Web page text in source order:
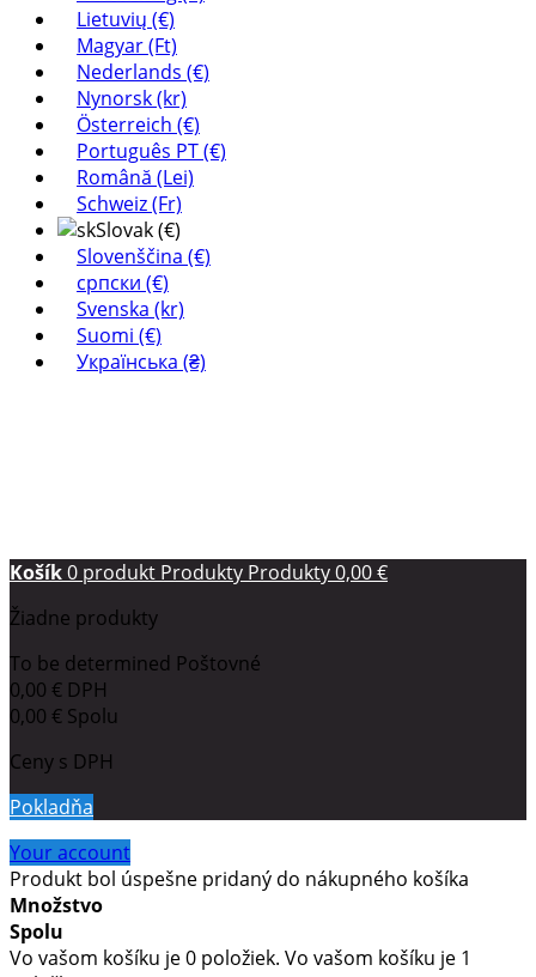
Lietuvių (€)
Magyar (Ft)
Nederlands (€)
Nynorsk (kr)
Österreich (€)
Português PT (€)
Română (Lei)
Schweiz (Fr)
Slovak (€)
Slovenščina (€)
српски (€)
Svenska (kr)
Suomi (€)
Українська (₴)
Košík0 produkt Produkty Produkty0,00 €
Žiadne produkty
To be determined Poštovné
0,00 € DPH
0,00 € Spolu
Ceny s DPH
Pokladňa
Your account
Produkt bol úspešne pridaný do nákupného košíka
Množstvo
Spolu
Vo vašom košíku je0 položiek. Vo vašom košíku je 1